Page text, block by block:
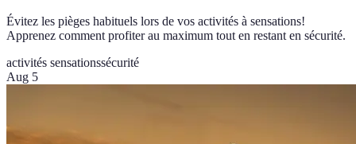
Évitez les pièges habituels lors de vos activités à sensations!
Apprenez comment profiter au maximum tout en restant en sécurité.
activités sensationssécurité
Aug 5